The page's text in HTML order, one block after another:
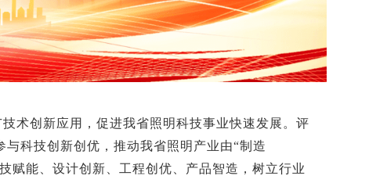
术创新应用，促进我省照明科技事业快速发展。评
科技创新创优，推动我省照明产业由“制造
赋能、设计创新、工程创优、产品智造，树立行业